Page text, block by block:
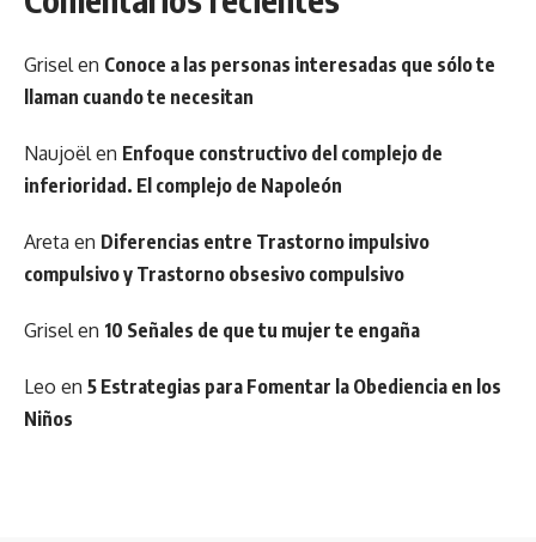
Grisel en Conoce a las personas interesadas que sólo te
llaman cuando te necesitan
Naujoël en Enfoque constructivo del complejo de
inferioridad. El complejo de Napoleón
Areta en Diferencias entre Trastorno impulsivo
compulsivo y Trastorno obsesivo compulsivo
Grisel en 10 Señales de que tu mujer te engaña
Leo en 5 Estrategias para Fomentar la Obediencia en los
Niños